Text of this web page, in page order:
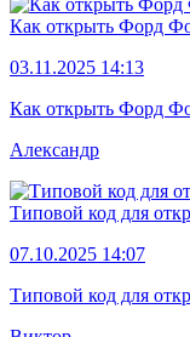
Как открыть Форд
03.11.2025 14:13
Как открыть Форд
Александр
Типовой код для
07.10.2025 14:07
Типовой код для